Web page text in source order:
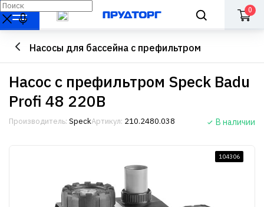
0
Насосы для бассейна с префильтром
Насос с префильтром Speck Badu
Profi 48 220В
Производитель: SpeckАртикул: 210.2480.038 В наличии
104306